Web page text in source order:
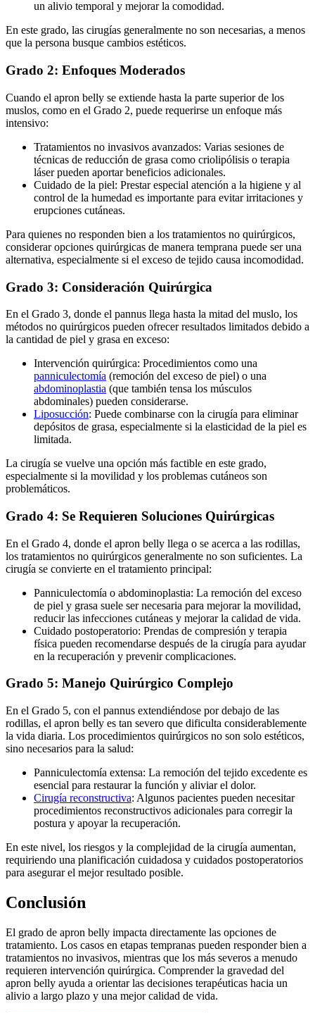
un alivio temporal y mejorar la comodidad.
En este grado, las cirugías generalmente no son necesarias, a menos
que la persona busque cambios estéticos.
Grado 2: Enfoques Moderados
Cuando el apron belly se extiende hasta la parte superior de los
muslos, como en el Grado 2, puede requerirse un enfoque más
intensivo:
Tratamientos no invasivos avanzados: Varias sesiones de
técnicas de reducción de grasa como criolipólisis o terapia
láser pueden aportar beneficios adicionales.
Cuidado de la piel: Prestar especial atención a la higiene y al
control de la humedad es importante para evitar irritaciones y
erupciones cutáneas.
Para quienes no responden bien a los tratamientos no quirúrgicos,
considerar opciones quirúrgicas de manera temprana puede ser una
alternativa, especialmente si el exceso de tejido causa incomodidad.
Grado 3: Consideración Quirúrgica
En el Grado 3, donde el pannus llega hasta la mitad del muslo, los
métodos no quirúrgicos pueden ofrecer resultados limitados debido a
la cantidad de piel y grasa en exceso:
Intervención quirúrgica: Procedimientos como una
panniculectomía (remoción del exceso de piel) o una
abdominoplastia (que también tensa los músculos
abdominales) pueden considerarse.
Liposucción: Puede combinarse con la cirugía para eliminar
depósitos de grasa, especialmente si la elasticidad de la piel es
limitada.
La cirugía se vuelve una opción más factible en este grado,
especialmente si la movilidad y los problemas cutáneos son
problemáticos.
Grado 4: Se Requieren Soluciones Quirúrgicas
En el Grado 4, donde el apron belly llega o se acerca a las rodillas,
los tratamientos no quirúrgicos generalmente no son suficientes. La
cirugía se convierte en el tratamiento principal:
Panniculectomía o abdominoplastia: La remoción del exceso
de piel y grasa suele ser necesaria para mejorar la movilidad,
reducir las infecciones cutáneas y mejorar la calidad de vida.
Cuidado postoperatorio: Prendas de compresión y terapia
física pueden recomendarse después de la cirugía para ayudar
en la recuperación y prevenir complicaciones.
Grado 5: Manejo Quirúrgico Complejo
En el Grado 5, con el pannus extendiéndose por debajo de las
rodillas, el apron belly es tan severo que dificulta considerablemente
la vida diaria. Los procedimientos quirúrgicos no son solo estéticos,
sino necesarios para la salud:
Panniculectomía extensa: La remoción del tejido excedente es
esencial para restaurar la función y aliviar el dolor.
Cirugía reconstructiva: Algunos pacientes pueden necesitar
procedimientos reconstructivos adicionales para corregir la
postura y apoyar la recuperación.
En este nivel, los riesgos y la complejidad de la cirugía aumentan,
requiriendo una planificación cuidadosa y cuidados postoperatorios
para asegurar el mejor resultado posible.
Conclusión
El grado de apron belly impacta directamente las opciones de
tratamiento. Los casos en etapas tempranas pueden responder bien a
tratamientos no invasivos, mientras que los más severos a menudo
requieren intervención quirúrgica. Comprender la gravedad del
apron belly ayuda a orientar las decisiones terapéuticas hacia un
alivio a largo plazo y una mejor calidad de vida.